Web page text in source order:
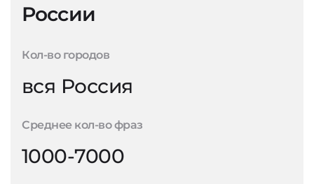
России
Кол-во городов
вся Россия
Среднее кол-во фраз
1000-7000